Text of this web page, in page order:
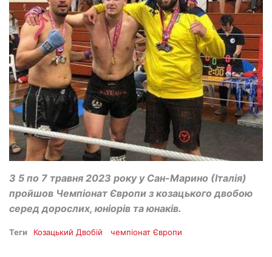
З 5 по 7 травня 2023 року у Сан-Марино (Італія)
пройшов Чемпіонат Європи з козацького двобою
серед дорослих, юніорів та юнаків.
Теги Козацький Двобій чемпіонат Європи